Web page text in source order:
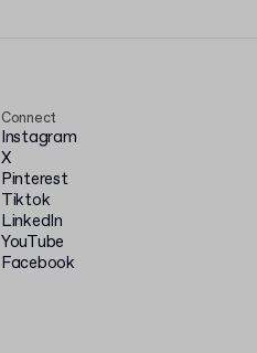
Connect
Instagram
X
Pinterest
Tiktok
LinkedIn
YouTube
Facebook